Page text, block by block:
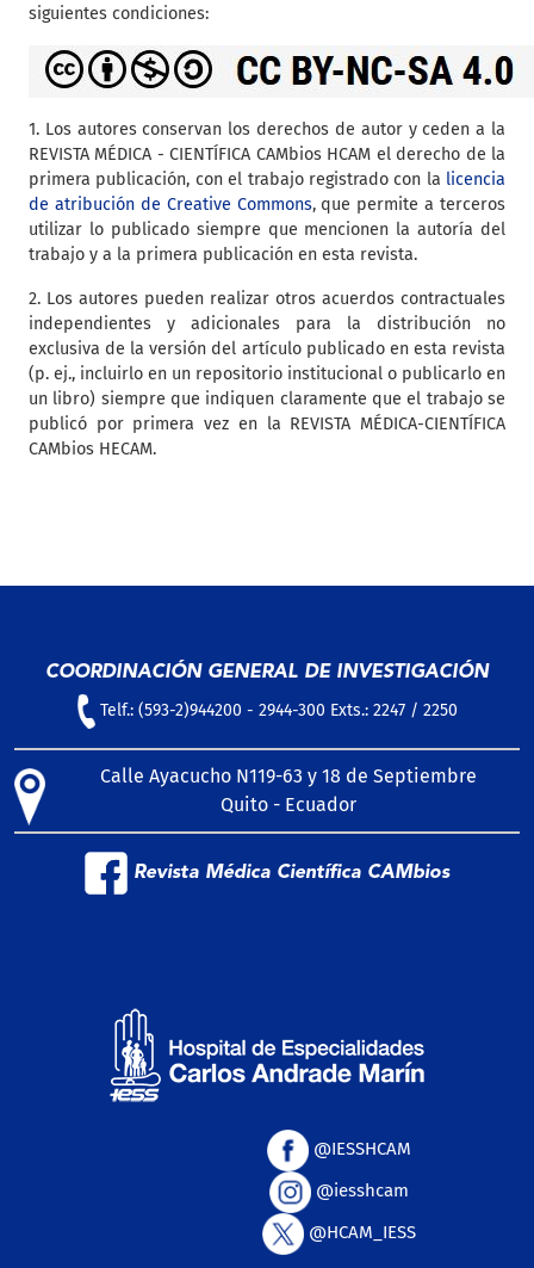
siguientes condiciones:
1. Los autores conservan los derechos de autor y ceden a la
REVISTA MÉDICA - CIENTÍFICA CAMbios HCAM el derecho de la
primera publicación, con el trabajo registrado con la licencia
de atribución de Creative Commons, que permite a terceros
utilizar lo publicado siempre que mencionen la autoría del
trabajo y a la primera publicación en esta revista.
2. Los autores pueden realizar otros acuerdos contractuales
independientes y adicionales para la distribución no
exclusiva de la versión del artículo publicado en esta revista
(p. ej., incluirlo en un repositorio institucional o publicarlo en
un libro) siempre que indiquen claramente que el trabajo se
publicó por primera vez en la REVISTA MÉDICA-CIENTÍFICA
CAMbios HECAM.
COORDINACIÓN GENERAL DE INVESTIGACIÓN
Telf.: (593-2)944200 - 2944-300 Exts.: 2247 / 2250
Calle Ayacucho N119-63 y 18 de Septiembre
Quito - Ecuador
Revista Médica Científica CAMbios
@IESSHCAM
@iesshcam
@HCAM_IESS